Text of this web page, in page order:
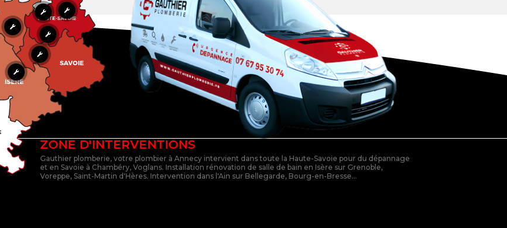
ZONE D'INTERVENTIONS
Gauthier plomberie, votre plombier à Annecy intervient dans toute la Haute-Savoie pour du dépannage
et en Savoie à Chambéry, Voglans. Installation rénovation de salle de bain en Isère sur Grenoble,
Voreppe, Saint-Martin d'Hères. Intervention dans l'Ain sur Bellegarde, Bourg-en-Bresse...